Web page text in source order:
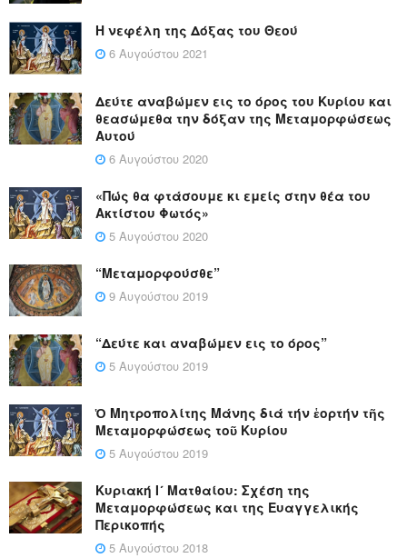
Η νεφέλη της Δόξας του Θεού
6 Αυγούστου 2021
Δεύτε αναβώμεν εις το όρος του Κυρίου και
θεασώμεθα την δόξαν της Μεταμορφώσεως
Αυτού
6 Αυγούστου 2020
«Πώς θα φτάσουμε κι εμείς στην θέα του
Ακτίστου Φωτός»
5 Αυγούστου 2020
“Μεταμορφούσθε”
9 Αυγούστου 2019
“Δεύτε και αναβώμεν εις το όρος”
5 Αυγούστου 2019
Ὁ Μητροπολίτης Μάνης διά τήν ἑορτήν τῆς
Μεταμορφώσεως τοῦ Κυρίου
5 Αυγούστου 2019
Κυριακή Ι´ Ματθαίου: Σχέση της
Μεταμορφώσεως και της Ευαγγελικής
Περικοπής
5 Αυγούστου 2018